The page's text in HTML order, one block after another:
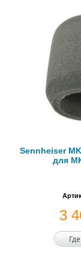
Sennheiser
для
3